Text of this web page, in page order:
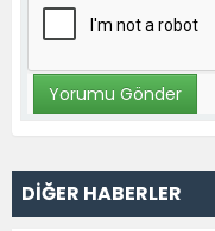
DİĞER HABERLER